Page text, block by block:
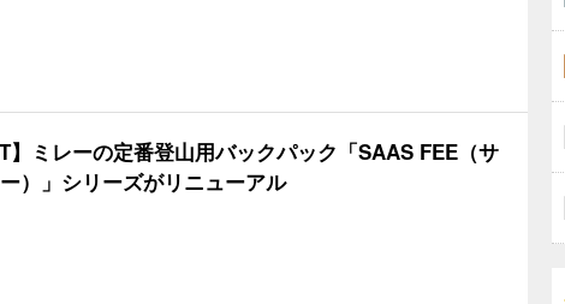
】ミレーの定番登山用バックパック「SAAS FEE（サ
）」シリーズがリニューアル